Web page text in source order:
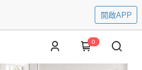
開啟APP
0